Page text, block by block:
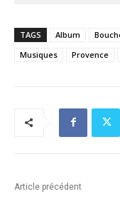
TAGS Album
Musiques
Provence
Article précédent